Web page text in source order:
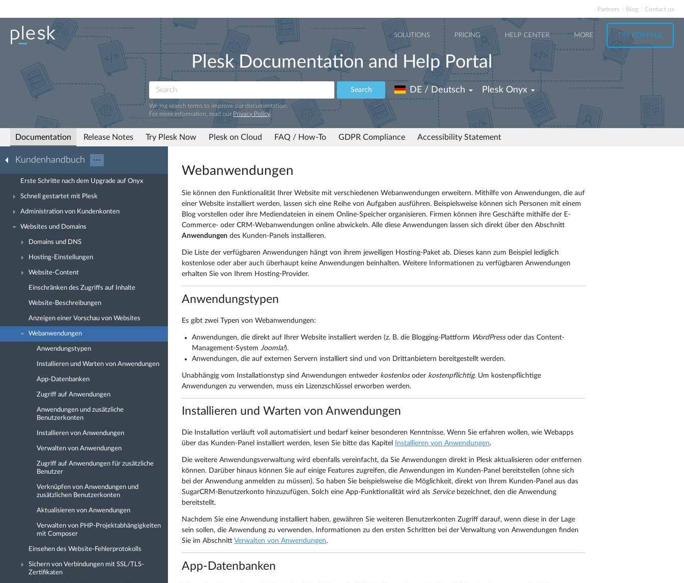
Partners Blog Contact us
SOLUTIONS PRICING HELP CENTER MORE TRY FOR FREE
Plesk Documentation and Help Portal
Search
We log search terms to improve our documentation.
For more information, read our Privacy Policy.
DE / Deutsch Plesk Onyx
Documentation Release Notes Try Plesk Now Plesk on Cloud FAQ / How-To GDPR Compliance Accessibility Statement
Kundenhandbuch ···
Erste Schritte nach dem Upgrade auf Onyx
Schnell gestartet mit Plesk
Administration von Kundenkonten
Websites und Domains
Domains und DNS
Hosting-Einstellungen
Website-Content
Einschränken des Zugriffs auf Inhalte
Website-Beschreibungen
Anzeigen einer Vorschau von Websites
Webanwendungen
Anwendungstypen
Installieren und Warten von Anwendungen
App-Datenbanken
Zugriff auf Anwendungen
Anwendungen und zusätzliche
Benutzerkonten
Installieren von Anwendungen
Verwalten von Anwendungen
Zugriff auf Anwendungen für zusätzliche
Benutzer
Verknüpfen von Anwendungen und
zusätzlichen Benutzerkonten
Aktualisieren von Anwendungen
Verwalten von PHP-Projektabhängigkeiten
mit Composer
Einsehen des Website-Fehlerprotokolls
Sichern von Verbindungen mit SSL/TLS-
Zertifikaten
Webanwendungen
Sie können den Funktionalität Ihrer Website mit verschiedenen Webanwendungen erweitern. Mithilfe von Anwendungen, die auf
einer Website installiert werden, lassen sich eine Reihe von Aufgaben ausführen. Beispielsweise können sich Personen mit einem
Blog vorstellen oder ihre Mediendateien in einem Online-Speicher organisieren. Firmen können ihre Geschäfte mithilfe der E-
Commerce- oder CRM-Webanwendungen online abwickeln. Alle diese Anwendungen lassen sich direkt über den Abschnitt
Anwendungen des Kunden-Panels installieren.
Die Liste der verfügbaren Anwendungen hängt von ihrem jeweiligen Hosting-Paket ab. Dieses kann zum Beispiel lediglich
kostenlose oder aber auch überhaupt keine Anwendungen beinhalten. Weitere Informationen zu verfügbaren Anwendungen
erhalten Sie von Ihrem Hosting-Provider.
Anwendungstypen
Es gibt zwei Typen von Webanwendungen:
Anwendungen, die direkt auf Ihrer Website installiert werden (z. B. die Blogging-Plattform WordPressoder das Content-
Management-System Joomla!).
Anwendungen, die auf externen Servern installiert sind und von Drittanbietern bereitgestellt werden.
Unabhängig vom Installationstyp sind Anwendungen entweder kostenlosoder kostenpflichtig. Um kostenpflichtige
Anwendungen zu verwenden, muss ein Lizenzschlüssel erworben werden.
Installieren und Warten von Anwendungen
Die Installation verläuft voll automatisiert und bedarf keiner besonderen Kenntnisse. Wenn Sie erfahren wollen, wie Webapps
über das Kunden-Panel installiert werden, lesen Sie bitte das Kapitel
Installieren von Anwendungen.
Die weitere Anwendungsverwaltung wird ebenfalls vereinfacht, da Sie Anwendungen direkt in Plesk aktualisieren oder entfernen
können. Darüber hinaus können Sie auf einige Features zugreifen, die Anwendungen im Kunden-Panel bereitstellen (ohne sich
bei der Anwendung anmelden zu müssen). So haben Sie beispielsweise die Möglichkeit, direkt von Ihrem Kunden-Panel aus das
SugarCRM-Benutzerkonto hinzuzufügen. Solch eine App-Funktionalität wird als Servicebezeichnet, den die Anwendung
bereitstellt.
Nachdem Sie eine Anwendung installiert haben, gewähren Sie weiteren Benutzerkonten Zugriff darauf, wenn diese in der Lage
sein sollen, die Anwendung zu verwenden. Informationen zu den ersten Schritten bei der Verwaltung von Anwendungen finden
Sie im Abschnitt Verwalten von Anwendungen.
App-Datenbanken